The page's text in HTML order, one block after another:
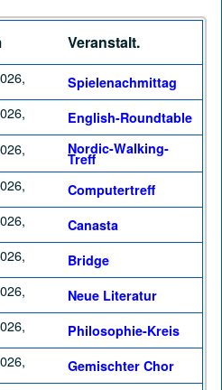
Veranstalt.
Spielenachmittag
English-Roundtable
Nordic-Walking-
Treff
Computertreff
Canasta
Bridge
Neue Literatur
Philosophie-Kreis
Gemischter Chor